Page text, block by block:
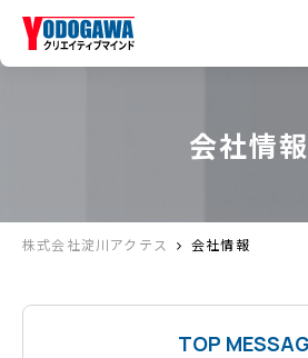
会社情報
株式会社淀川アクテス 会社情報
TOP